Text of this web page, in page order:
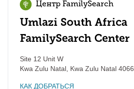
Центр FamilySearch
Umlazi South Africa
FamilySearch Center
Site 12 Unit W
Kwa Zulu Natal Kwa Zulu Natal 4066
КАК ДОБРАТЬСЯ